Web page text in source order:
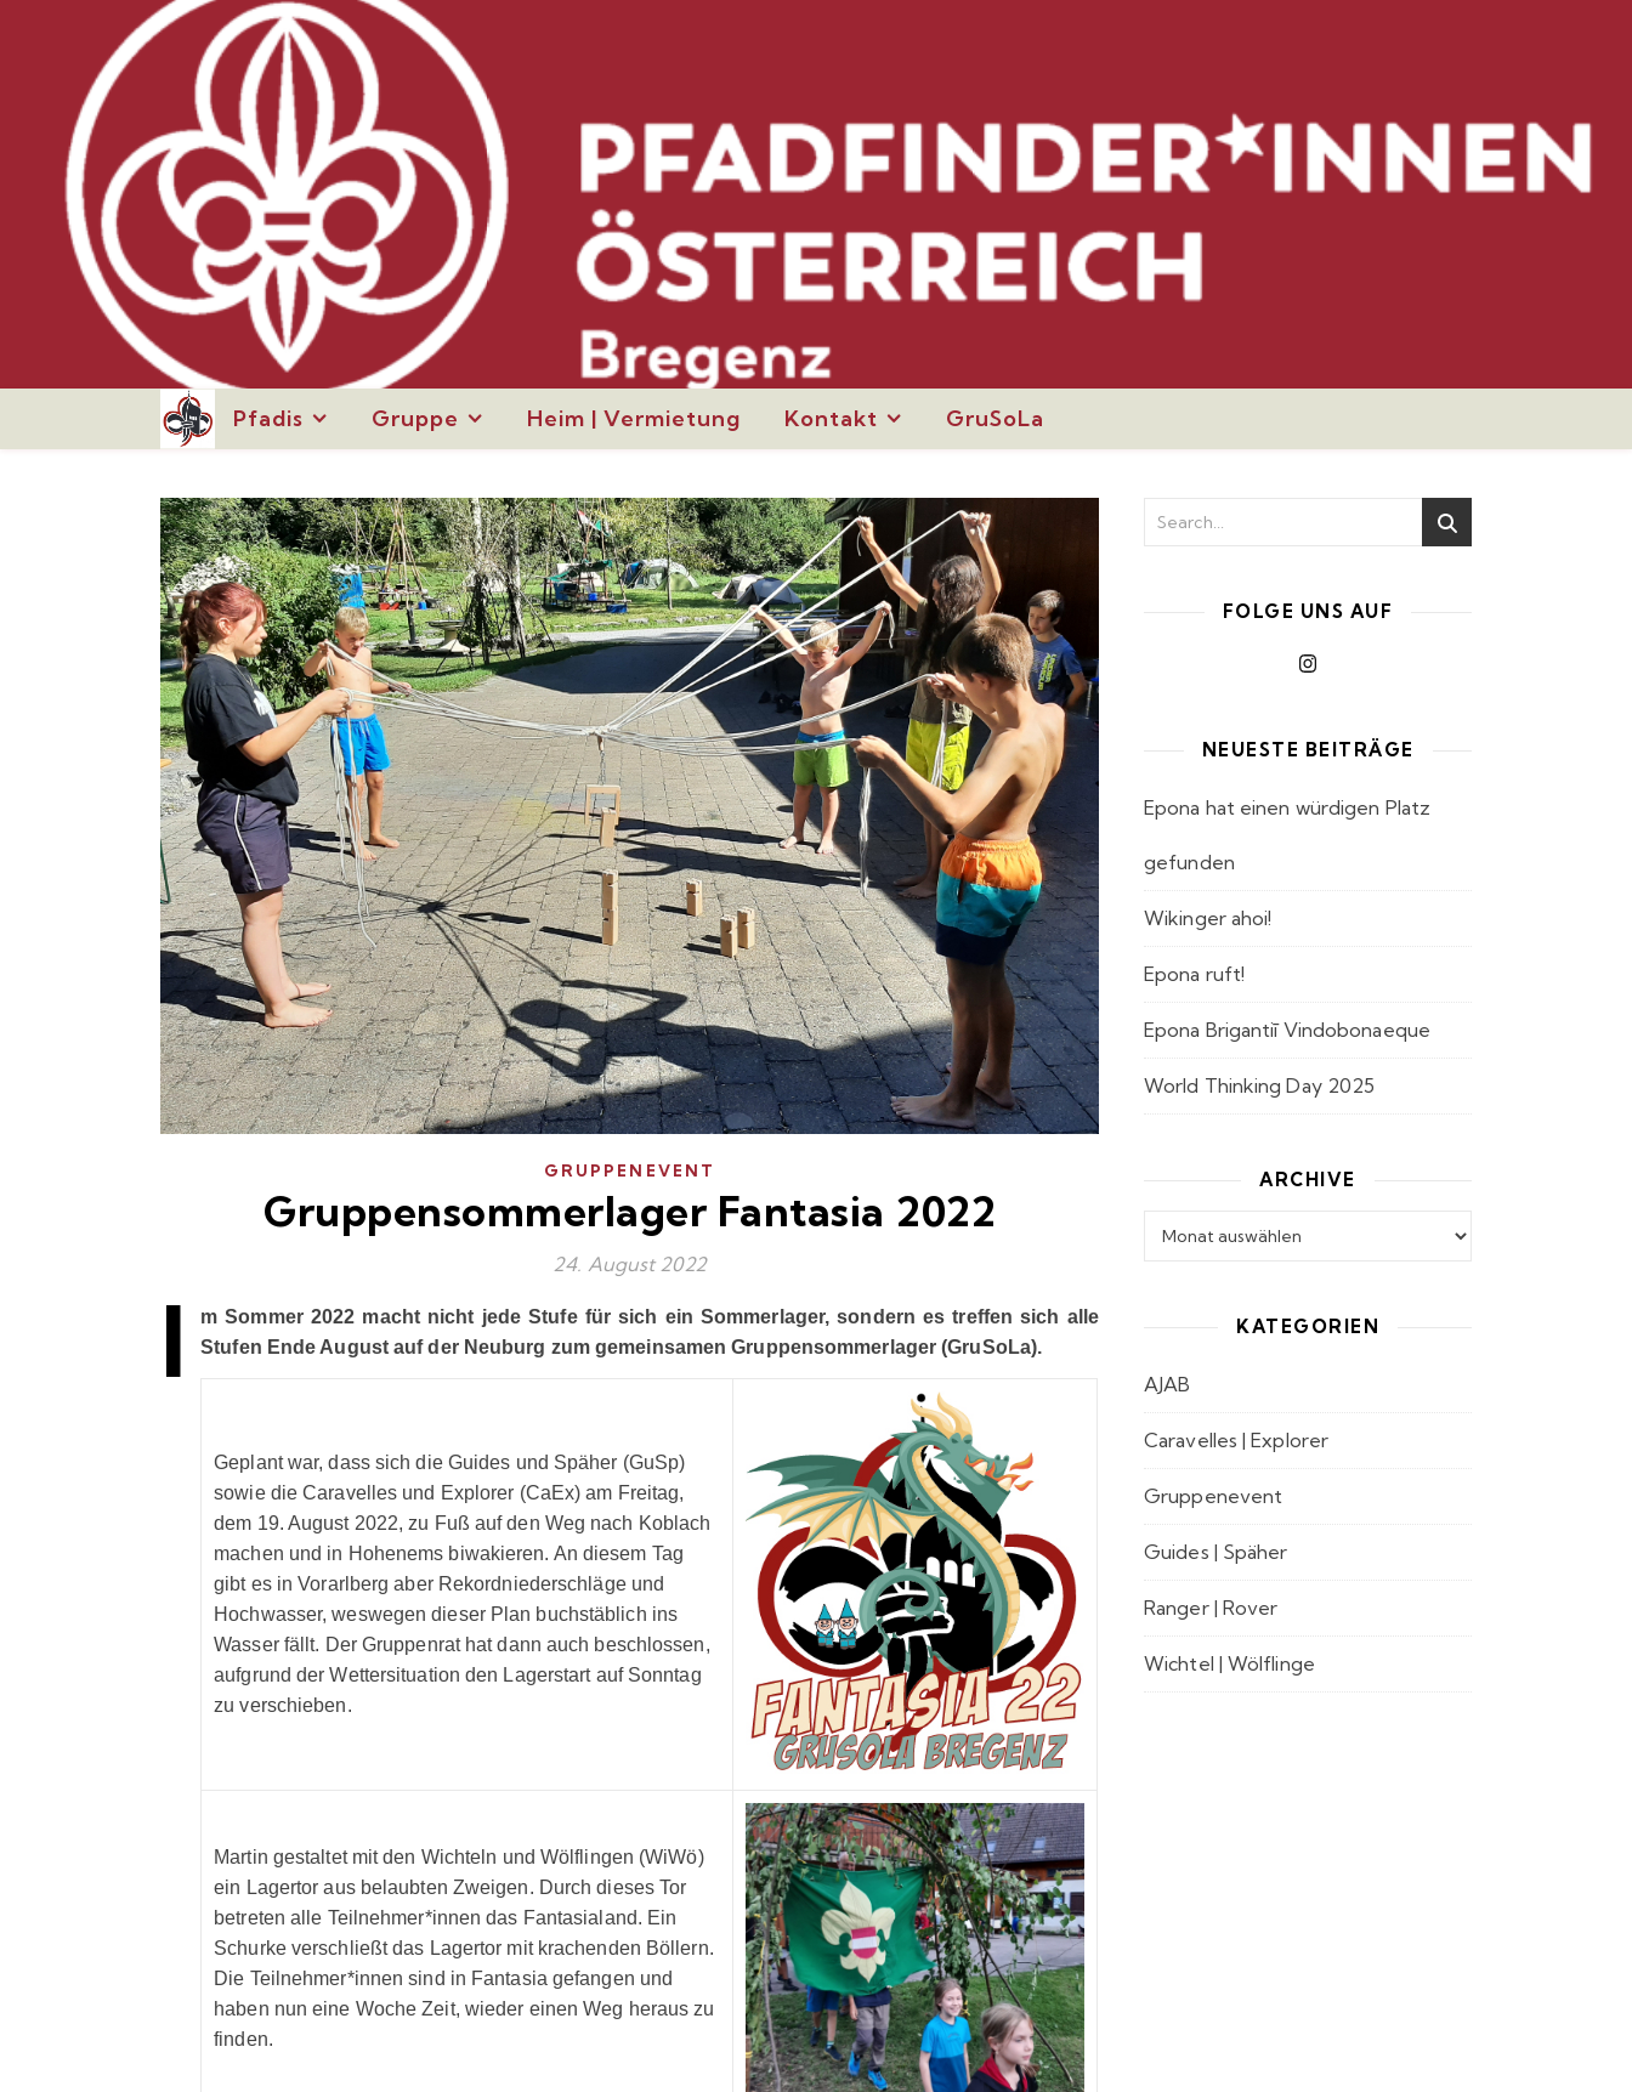
Pfadis Gruppe Heim | Vermietung Kontakt GruSoLa
GRUPPENEVENT
Gruppensommerlager Fantasia 2022
24. August 2022
I
m Sommer 2022 macht nicht jede Stufe für sich ein Sommerlager, sondern es treffen sich alle
Stufen Ende August auf der Neuburg zum gemeinsamen Gruppensommerlager (GruSoLa).
Geplant war, dass sich die Guides und Späher (GuSp)
sowie die Caravelles und Explorer (CaEx) am Freitag,
dem 19. August 2022, zu Fuß auf den Weg nach Koblach
machen und in Hohenems biwakieren. An diesem Tag
gibt es in Vorarlberg aber Rekordniederschläge und
Hochwasser, weswegen dieser Plan buchstäblich ins
Wasser fällt. Der Gruppenrat hat dann auch beschlossen,
aufgrund der Wettersituation den Lagerstart auf Sonntag
zu verschieben.
Martin gestaltet mit den Wichteln und Wölflingen (WiWö)
ein Lagertor aus belaubten Zweigen. Durch dieses Tor
betreten alle Teilnehmer*innen das Fantasialand. Ein
Schurke verschließt das Lagertor mit krachenden Böllern.
Die Teilnehmer*innen sind in Fantasia gefangen und
haben nun eine Woche Zeit, wieder einen Weg heraus zu
finden.
FOLGE UNS AUF
NEUESTE BEITRÄGE
Epona hat einen würdigen Platz
gefunden
Wikinger ahoi!
Epona ruft!
Epona Brigantiī Vindobonaeque
World Thinking Day 2025
ARCHIVE
KATEGORIEN
AJAB
Caravelles | Explorer
Gruppenevent
Guides | Späher
Ranger | Rover
Wichtel | Wölflinge